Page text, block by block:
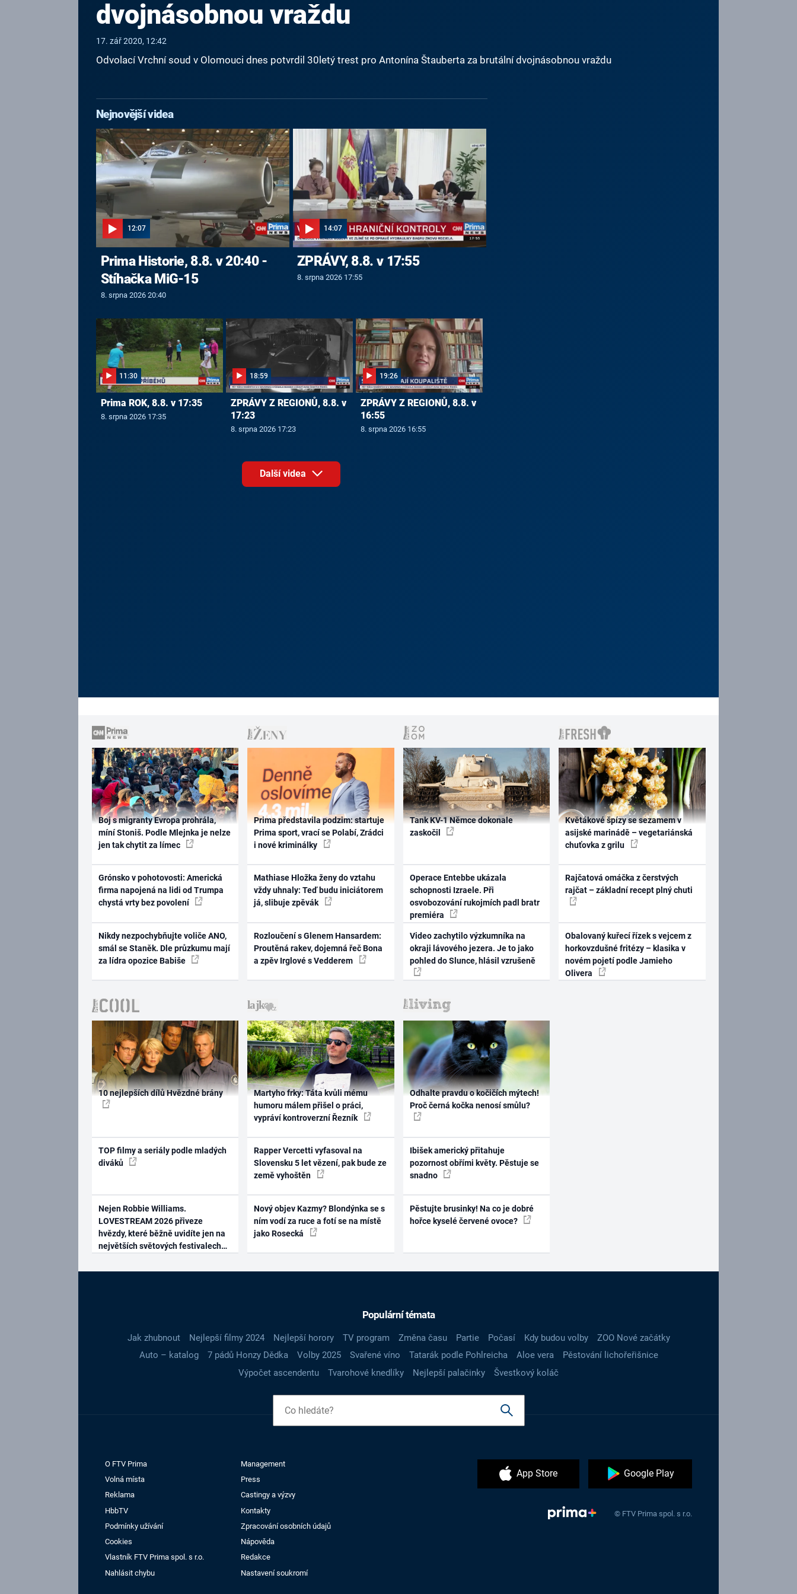
dvojnásobnou vraždu
17. zář 2020, 12:42
Odvolací Vrchní soud v Olomouci dnes potvrdil 30letý trest pro Antonína Štauberta za brutální dvojnásobnou vraždu
Nejnovější videa
12:07
Prima Historie, 8.8. v 20:40 -
Stíhačka MiG-15
8. srpna 2026 20:40
14:07
ZPRÁVY, 8.8. v 17:55
8. srpna 2026 17:55
11:30
Prima ROK, 8.8. v 17:35
8. srpna 2026 17:35
18:59
ZPRÁVY Z REGIONŮ, 8.8. v
17:23
8. srpna 2026 17:23
19:26
ZPRÁVY Z REGIONŮ, 8.8. v
16:55
8. srpna 2026 16:55
Další videa
Boj s migranty Evropa prohrála,
míní Stoniš. Podle Mlejnka je nelze
jen tak chytit za límec
Grónsko v pohotovosti: Americká
firma napojená na lidi od Trumpa
chystá vrty bez povolení
Nikdy nezpochybňujte voliče ANO,
smál se Staněk. Dle průzkumu mají
za lídra opozice Babiše
Prima představila podzim: startuje
Prima sport, vrací se Polabí, Zrádci
i nové kriminálky
Mathiase Hložka ženy do vztahu
vždy uhnaly: Teď budu iniciátorem
já, slibuje zpěvák
Rozloučení s Glenem Hansardem:
Proutěná rakev, dojemná řeč Bona
a zpěv Irglové s Vedderem
Tank KV-1 Němce dokonale
zaskočil
Operace Entebbe ukázala
schopnosti Izraele. Při
osvobozování rukojmích padl bratr
premiéra
Video zachytilo výzkumníka na
okraji lávového jezera. Je to jako
pohled do Slunce, hlásil vzrušeně
Květákové špízy se sezamem v
asijské marinádě – vegetariánská
chuťovka z grilu
Rajčatová omáčka z čerstvých
rajčat – základní recept plný chuti
Obalovaný kuřecí řízek s vejcem z
horkovzdušné fritézy – klasika v
novém pojetí podle Jamieho
Olivera
10 nejlepších dílů Hvězdné brány
TOP filmy a seriály podle mladých
diváků
Nejen Robbie Williams.
LOVESTREAM 2026 přiveze
hvězdy, které běžně uvidíte jen na
největších světových festivalech
Martyho frky: Táta kvůli mému
humoru málem přišel o práci,
vypráví kontroverzní Řezník
Rapper Vercetti vyfasoval na
Slovensku 5 let vězení, pak bude ze
země vyhoštěn
Nový objev Kazmy? Blondýnka se s
ním vodí za ruce a fotí se na místě
jako Rosecká
Odhalte pravdu o kočičích mýtech!
Proč černá kočka nenosí smůlu?
Ibišek americký přitahuje
pozornost obřími květy. Pěstuje se
snadno
Pěstujte brusinky! Na co je dobré
hořce kyselé červené ovoce?
Populární témata
Jak zhubnout Nejlepší filmy 2024 Nejlepší horory TV program Změna času Partie Počasí Kdy budou volby
ZOO Nové začátky
Auto – katalog
7 pádů Honzy Dědka Volby 2025 Svařené víno Tatarák podle Pohlreicha Aloe vera
Pěstování lichořeřišnice
Výpočet ascendentu
Tvarohové knedlíky Nejlepší palačinky Švestkový koláč
O FTV Prima
Management
Volná místa
Press
Reklama
Castingy a výzvy
HbbTV
Kontakty
Podmínky užívání
Zpracování osobních údajů
Cookies
Nápověda
Vlastník FTV Prima spol. s r.o.
Redakce
Nahlásit chybu
Nastavení soukromí
App Store Google Play
© FTV Prima spol. s r.o.